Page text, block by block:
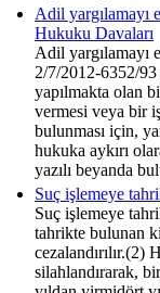
Adil yargılamayı
Hukuku Davaları
Adil yargılamayı
2/7/2012-6352/
yapılmakta olan
vermesi veya bir
bulunması için,
hukuka aykırı
yazılı beyanda
Suç işlemeye
Suç işlemeye
tahrikte bulunan
cezalandırılır.(2)
silahlandırarak,